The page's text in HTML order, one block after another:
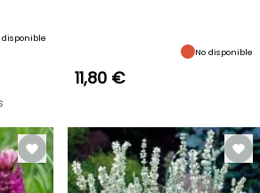
disponible
No disponible
11,80 €